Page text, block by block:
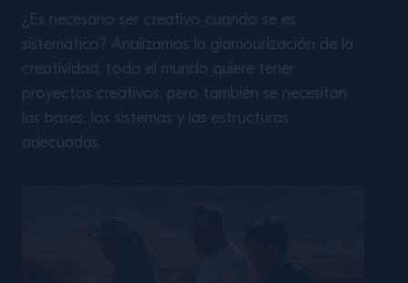
¿Es necesario ser creativo cuando se es
sistemático? Analizamos la glamourización de la
creatividad: todo el mundo quiere tener
proyectos creativos, pero también se necesitan
las bases, los sistemas y las estructuras
adecuadas.